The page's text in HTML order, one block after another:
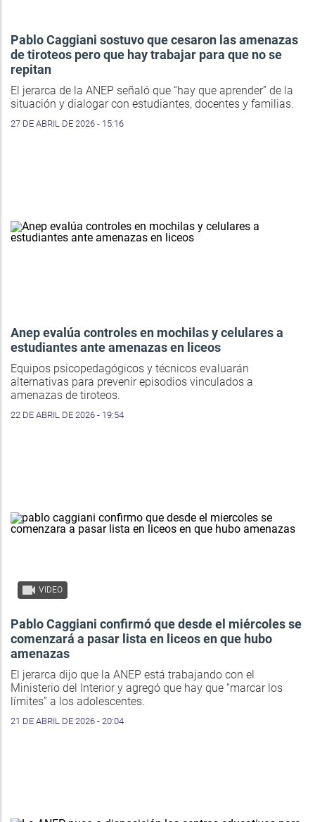
Pablo Caggiani sostuvo que cesaron las amenazas
de tiroteos pero que hay trabajar para que no se
repitan
El jerarca de la ANEP señaló que “hay que aprender” de la
situación y dialogar con estudiantes, docentes y familias.
27 DE ABRIL DE 2026 - 15:16
Anep evalúa controles en mochilas y celulares a
estudiantes ante amenazas en liceos
Equipos psicopedagógicos y técnicos evaluarán
alternativas para prevenir episodios vinculados a
amenazas de tiroteos.
22 DE ABRIL DE 2026 - 19:54
VIDEO
Pablo Caggiani confirmó que desde el miércoles se
comenzará a pasar lista en liceos en que hubo
amenazas
El jerarca dijo que la ANEP está trabajando con el
Ministerio del Interior y agregó que hay que “marcar los
límites” a los adolescentes.
21 DE ABRIL DE 2026 - 20:04